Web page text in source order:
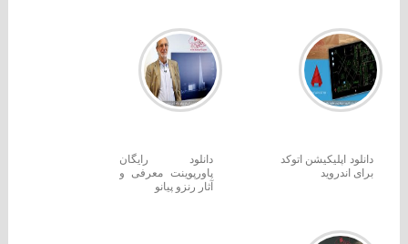
دانلود اپلیکیشن اتوکد
برای اندروید
دانلود رایگان
پاورپوینت معرفی و
آثار رنزو پیانو